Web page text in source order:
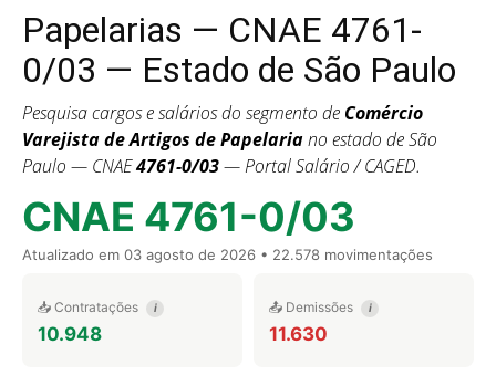
Papelarias — CNAE 4761-
0/03 — Estado de São Paulo
Pesquisa cargos e salários do segmento de Comércio
Varejista de Artigos de Papelariano estado de São
Paulo — CNAE4761-0/03— Portal Salário / CAGED.
CNAE 4761-0/03
Atualizado em 03 agosto de 2026 • 22.578 movimentações
📥 Contratações i
10.948
📤 Demissões i
11.630